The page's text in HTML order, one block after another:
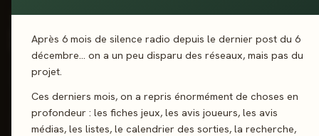
Après 6 mois de silence radio depuis le dernier post du 6
décembre… on a un peu disparu des réseaux, mais pas du
projet.
Ces derniers mois, on a repris énormément de choses en
profondeur : les fiches jeux, les avis joueurs, les avis
médias, les listes, le calendrier des sorties, la recherche,
2024·AWAKEN REALMS
ISS Vanguard
1-4 joueurs
J'ai joué Envie de jouer Wishlist